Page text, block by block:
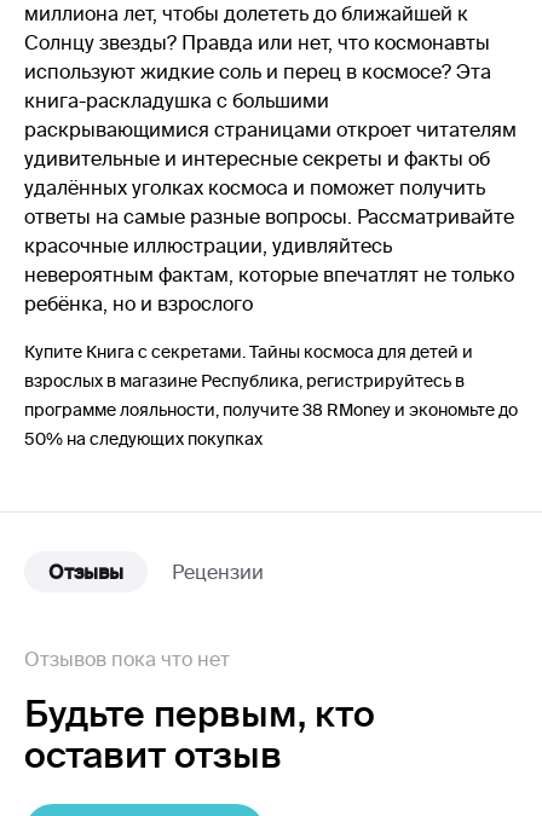
миллиона лет, чтобы долететь до ближайшей к
Солнцу звезды? Правда или нет, что космонавты
используют жидкие соль и перец в космосе? Эта
книга-раскладушка с большими
раскрывающимися страницами откроет читателям
удивительные и интересные секреты и факты об
удалённых уголках космоса и поможет получить
ответы на самые разные вопросы. Рассматривайте
красочные иллюстрации, удивляйтесь
невероятным фактам, которые впечатлят не только
ребёнка, но и взрослого
Купите Книга с секретами. Тайны космоса для детей и
взрослых в магазине Республика, регистрируйтесь в
программе лояльности, получите 38 RMoney и экономьте до
50% на следующих покупках
Отзывы Рецензии
Отзывов пока что нет
Будьте первым, кто
оставит отзыв